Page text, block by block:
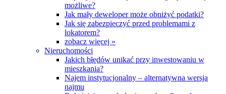
możliwe?
Jak mały deweloper może obniżyć podatki?
Jak się zabezpieczyć przed problemami z
lokatorem?
zobacz więcej »
Nieruchomości
Jakich błędów unikać przy inwestowaniu w
mieszkania?
Najem instytucjonalny – alternatywna wersja
najmu